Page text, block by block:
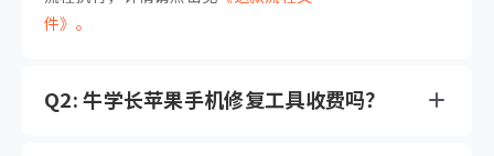
件》。
Q2: 牛学长苹果手机修复工具收费吗？